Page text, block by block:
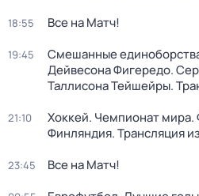
18:55 Все на Матч!
19:45
Смешанные
Дейвесона Фигередо.
Таллисона Тейшейры.
21:10
Хоккей. Чемпионат
Финляндия. Трансляция
23:45 Все на Матч!